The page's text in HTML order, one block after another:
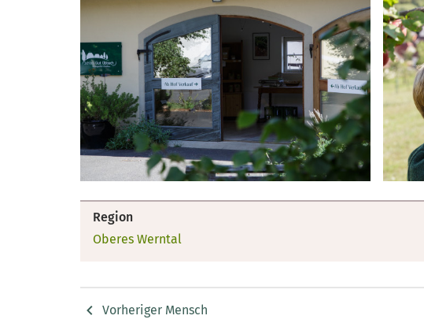
Region
Oberes Werntal
Vorheriger Mensch